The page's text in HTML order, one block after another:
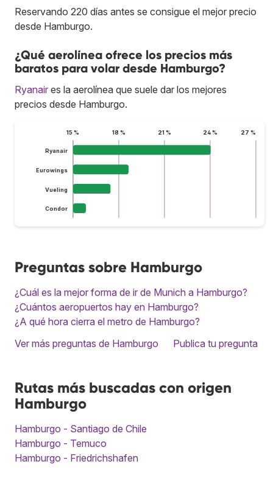
Reservando 220 días antes se consigue el mejor precio
desde Hamburgo.
¿Qué aerolínea ofrece los precios más
baratos para volar desde Hamburgo?
Ryanair es la aerolínea que suele dar los mejores
precios desde Hamburgo.
15 % 18 % 21 % 24 % 27 %
Ryanair
Eurowings
Vueling
Condor
Preguntas sobre Hamburgo
¿Cuál es la mejor forma de ir de Munich a Hamburgo?
¿Cuántos aeropuertos hay en Hamburgo?
¿A qué hora cierra el metro de Hamburgo?
Ver más preguntas de Hamburgo
Publica tu pregunta
Rutas más buscadas con origen
Hamburgo
Hamburgo - Santiago de Chile
Hamburgo - Temuco
Hamburgo - Friedrichshafen